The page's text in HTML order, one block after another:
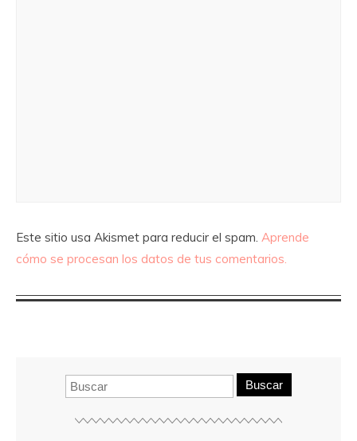
Este sitio usa Akismet para reducir el spam. Aprende
cómo se procesan los datos de tus comentarios.
Buscar